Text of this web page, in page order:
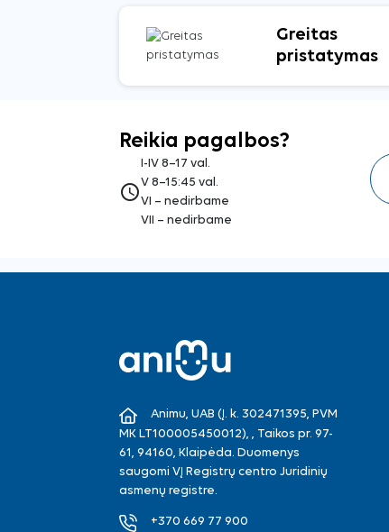
Greitas
pristatymas
Reikia pagalbos?
access_time
I-IV 8–17 val.
V 8–15:45 val.
VI – nedirbame
VII – nedirbame
Animu, UAB (Į. k. 302471395, PVM
MK LT100005450012), , Taikos pr. 97-
61, 94160, Klaipėda. Duomenys
saugomi VĮ Registrų centro Juridinių
asmenų registre.
+370 669 77 900